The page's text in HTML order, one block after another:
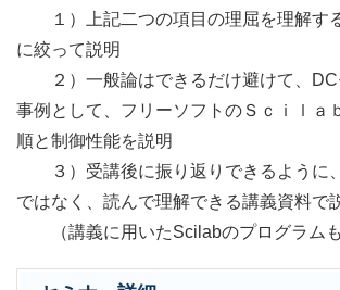
１）上記二つの項目の理屈を理解す
に絞って説明
２）一般論はできるだけ避けて、DC
事例として、フリーソフトのＳｃｉｌａ
順と制御性能を説明
３）受講後に振り返りできるように
ではなく、読んで理解できる講義資料で
（講義に用いたScilabのプログラムも